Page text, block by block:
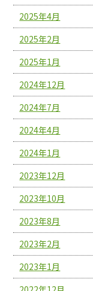
2025年4月
2025年2月
2025年1月
2024年12月
2024年7月
2024年4月
2024年1月
2023年12月
2023年10月
2023年8月
2023年2月
2023年1月